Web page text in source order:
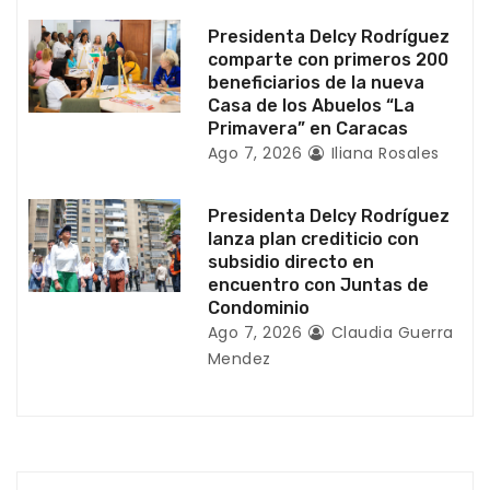
t
r
a
a
s
Presidenta Delcy Rodríguez
comparte con primeros 200
beneficiarios de la nueva
Casa de los Abuelos “La
Primavera” en Caracas
Ago 7, 2026 Iliana Rosales
Presidenta Delcy Rodríguez
lanza plan crediticio con
subsidio directo en
encuentro con Juntas de
Condominio
Ago 7, 2026
Claudia Guerra
Mendez